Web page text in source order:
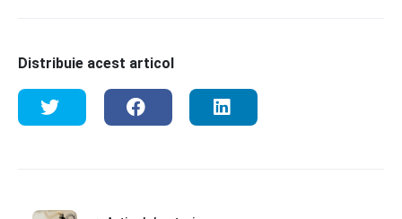
Distribuie acest articol